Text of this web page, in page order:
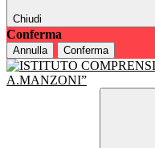
Chiudi
Conferma
Annulla Conferma